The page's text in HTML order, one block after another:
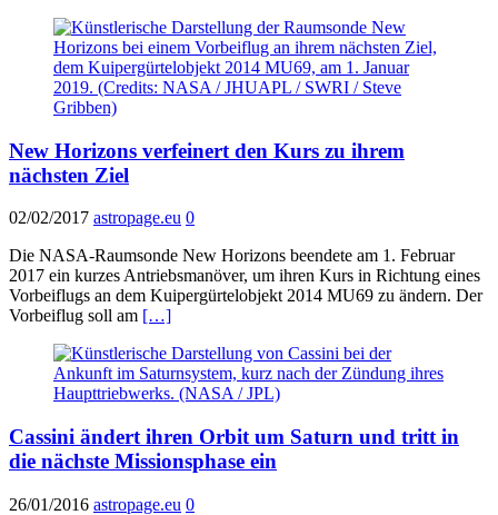
New Horizons verfeinert den Kurs zu ihrem
nächsten Ziel
02/02/2017 astropage.eu 0
Die NASA-Raumsonde New Horizons beendete am 1. Februar
2017 ein kurzes Antriebsmanöver, um ihren Kurs in Richtung eines
Vorbeiflugs an dem Kuipergürtelobjekt 2014 MU69 zu ändern. Der
Vorbeiflug soll am […]
Cassini ändert ihren Orbit um Saturn und tritt in
die nächste Missionsphase ein
26/01/2016 astropage.eu 0